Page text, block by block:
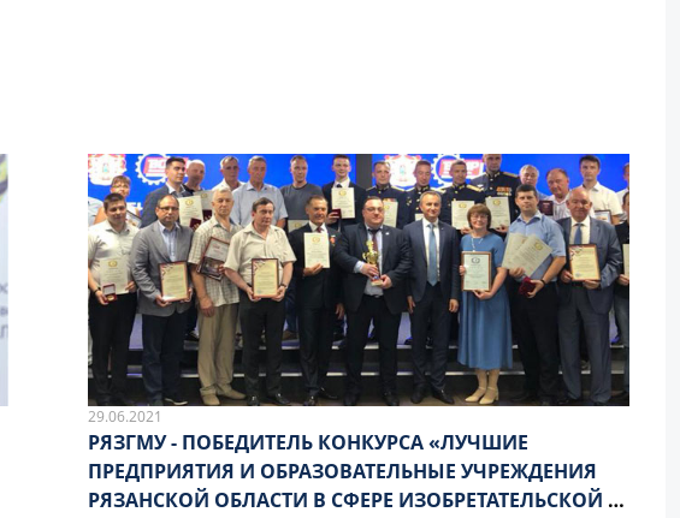
29.06.2021
РЯЗГМУ - ПОБЕДИТЕЛЬ КОНКУРСА «ЛУЧШИЕ
ПРЕДПРИЯТИЯ И ОБРАЗОВАТЕЛЬНЫЕ УЧРЕЖДЕНИЯ
РЯЗАНСКОЙ ОБЛАСТИ В СФЕРЕ ИЗОБРЕТАТЕЛЬСКОЙ И